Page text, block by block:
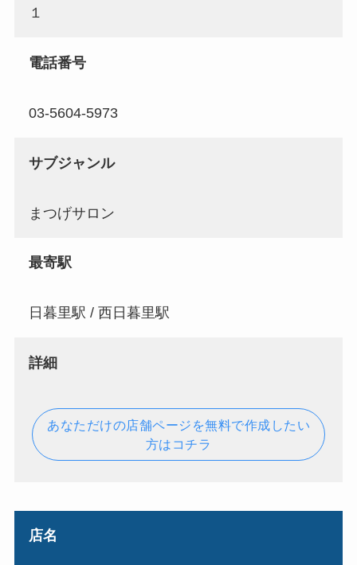
１
電話番号
03-5604-5973
サブジャンル
まつげサロン
最寄駅
日暮里駅 / 西日暮里駅
詳細
あなただけの店舗ページを無料で作成したい
方はコチラ
店名